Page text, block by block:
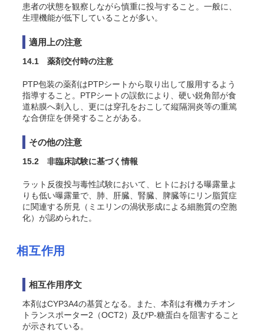
患者の状態を観察しながら慎重に投与すること。一般に、
生理機能が低下していることが多い。
適用上の注意
14.1 薬剤交付時の注意
PTP包装の薬剤はPTPシートから取り出して服用するよう
指導すること。PTPシートの誤飲により、硬い鋭角部が食
道粘膜へ刺入し、更には穿孔をおこして縦隔洞炎等の重篤
な合併症を併発することがある。
その他の注意
15.2 非臨床試験に基づく情報
ラット反復投与毒性試験において、ヒトにおける曝露量よ
りも低い曝露量で、肺、肝臓、腎臓、脾臓等にリン脂質症
に関連する所見（ミエリンの渦状形成による細胞質の空胞
化）が認められた。
相互作用
相互作用序文
本剤はCYP3A4の基質となる。また、本剤は有機カチオン
トランスポーター2（OCT2）及びP-糖蛋白を阻害すること
が示されている。